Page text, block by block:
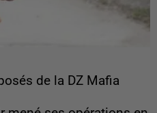
de la DZ Mafia